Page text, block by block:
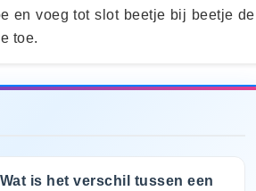
en voeg tot slot beetje bij beetje de
toe.
Wat is het verschil tussen een